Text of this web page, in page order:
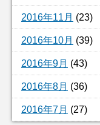
2016年11月 (23)
2016年10月 (39)
2016年9月 (43)
2016年8月 (36)
2016年7月 (27)